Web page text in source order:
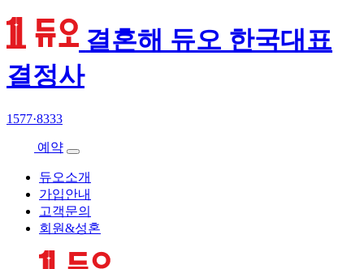
결혼해 듀오 한국대표
결정사
1577·8333
예약
듀오소개
가입안내
고객문의
회원&성혼